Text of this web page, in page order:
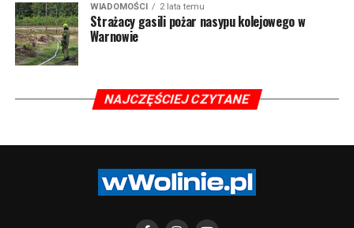
WIADOMOŚCI 2 lata temu
Strażacy gasili pożar nasypu kolejowego w
Warnowie
NAJCZĘŚCIEJ CZYTANE